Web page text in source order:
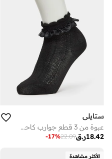
ستايلي
عبوة من 3 قطع جوارب كاحل بكشكش
ر.ق18.42
22.09
-17%
الأكثر مشاهدة